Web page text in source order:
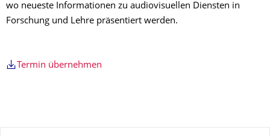
wo neueste Informationen zu audiovisuellen Diensten in
Forschung und Lehre präsentiert werden.
Termin übernehmen